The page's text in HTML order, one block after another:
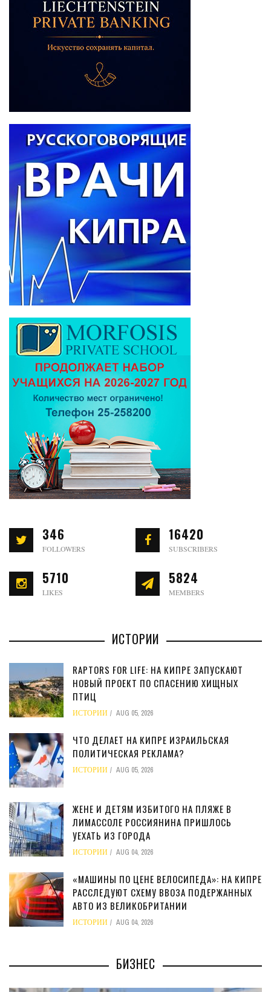
346
FOLLOWERS
16420
SUBSCRIBERS
5710
LIKES
5824
MEMBERS
ИСТОРИИ
RAPTORS FOR LIFE: НА КИПРЕ ЗАПУСКАЮТ
НОВЫЙ ПРОЕКТ ПО СПАСЕНИЮ ХИЩНЫХ
ПТИЦ
ИСТОРИИ AUG 05, 2026
ЧТО ДЕЛАЕТ НА КИПРЕ ИЗРАИЛЬСКАЯ
ПОЛИТИЧЕСКАЯ РЕКЛАМА?
ИСТОРИИ AUG 05, 2026
ЖЕНЕ И ДЕТЯМ ИЗБИТОГО НА ПЛЯЖЕ В
ЛИМАССОЛЕ РОССИЯНИНА ПРИШЛОСЬ
УЕХАТЬ ИЗ ГОРОДА
ИСТОРИИ AUG 04, 2026
«МАШИНЫ ПО ЦЕНЕ ВЕЛОСИПЕДА»: НА КИПРЕ
РАССЛЕДУЮТ СХЕМУ ВВОЗА ПОДЕРЖАННЫХ
АВТО ИЗ ВЕЛИКОБРИТАНИИ
ИСТОРИИ AUG 04, 2026
БИЗНЕС